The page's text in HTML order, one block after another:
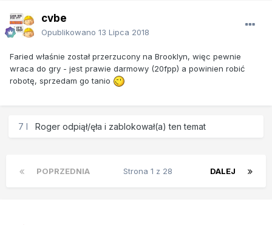
cvbe
Opublikowano 13 Lipca 2018
Faried właśnie został przerzucony na Brooklyn, więc pewnie
wraca do gry - jest prawie darmowy (20fpp) a powinien robić
robotę, sprzedam go tanio
7 l Roger odpiął/ęła i zablokował(a) ten temat
POPRZEDNIA DALEJ
Strona 1 z 28